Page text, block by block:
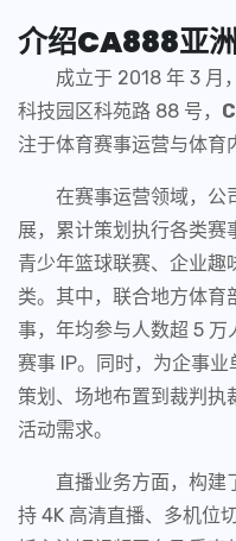
介绍CA888亚
成立于 2018 年 3 月
科技园区科苑路 88 号，
注于体育赛事运营与体育
在赛事运营领域，公
展，累计策划执行各类赛
青少年篮球联赛、企业趣
类。其中，联合地方体育
事，年均参与人数超 5
赛事 IP。同时，为企事
策划、场地布置到裁判执
活动需求。
直播业务方面，构建
持 4K 高清直播、多机位